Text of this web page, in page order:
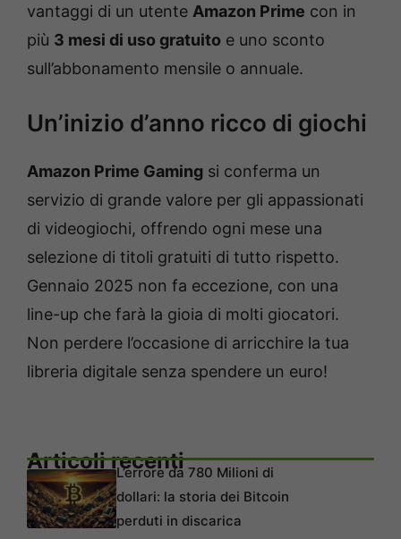
vantaggi di un utente Amazon Prime con in
più 3 mesi di uso gratuito e uno sconto
sull’abbonamento mensile o annuale.
Un’inizio d’anno ricco di giochi
Amazon Prime Gaming si conferma un
servizio di grande valore per gli appassionati
di videogiochi, offrendo ogni mese una
selezione di titoli gratuiti di tutto rispetto.
Gennaio 2025 non fa eccezione, con una
line-up che farà la gioia di molti giocatori.
Non perdere l’occasione di arricchire la tua
libreria digitale senza spendere un euro!
Articoli recentiL’errore da 780 Milioni di
dollari: la storia dei Bitcoin
perduti in discarica